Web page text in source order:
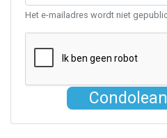
Het e-mailadres wordt niet